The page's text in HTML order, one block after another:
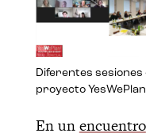
Diferentes
proyecto
En unencuentro